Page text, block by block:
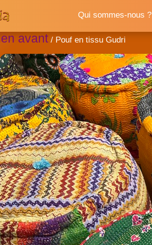
Qui sommes-nous ?
avant / Pouf en tissu Gudri